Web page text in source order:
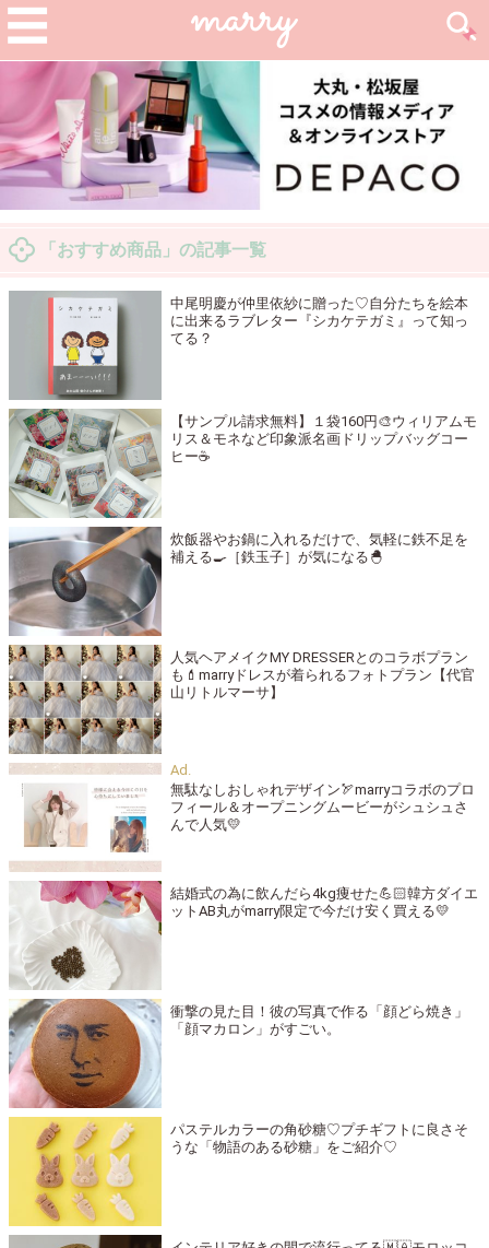
「おすすめ商品」の記事一覧
中尾明慶が仲里依紗に贈った♡自分たちを絵本
に出来るラブレター『シカケテガミ』って知っ
てる？
【サンプル請求無料】１袋160円🎨ウィリアムモ
リス＆モネなど印象派名画ドリップバッグコー
ヒー☕️
炊飯器やお鍋に入れるだけで、気軽に鉄不足を
補える🍳［鉄玉子］が気になる🐣
人気ヘアメイクMY DRESSERとのコラボプラン
も💄marryドレスが着られるフォトプラン【代官
山リトルマーサ】
無駄なしおしゃれデザイン🏹marryコラボのプロ
フィール＆オープニングムービーがシュシュさ
んで人気💛
結婚式の為に飲んだら4kg痩せた💪🏻韓方ダイエ
ットAB丸がmarry限定で今だけ安く買える💛
衝撃の見た目！彼の写真で作る「顔どら焼き」
「顔マカロン」がすごい。
パステルカラーの角砂糖♡プチギフトに良さそ
うな「物語のある砂糖」をご紹介♡